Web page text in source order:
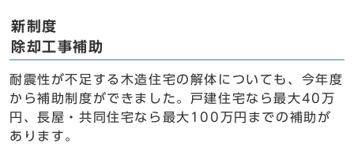
新制度
除却工事補助
耐震性が不足する木造住宅の解体についても、今年度
から補助制度ができました。戸建住宅なら最大40万
円、長屋・共同住宅なら最大100万円までの補助が
あります。